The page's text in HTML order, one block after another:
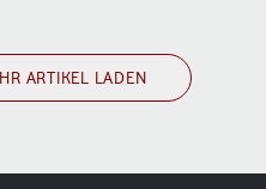
ARTIKEL LADEN